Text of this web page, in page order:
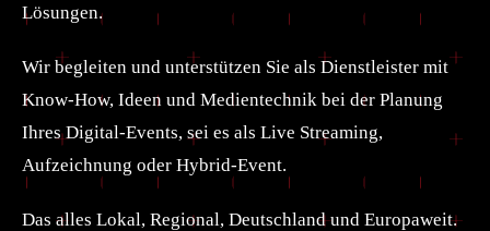
Lösungen.
Wir begleiten und unterstützen Sie als Dienstleister mit
Know-How, Ideen und Medientechnik bei der Planung
Ihres Digital-Events, sei es als Live Streaming,
Aufzeichnung oder Hybrid-Event.
Das alles Lokal, Regional, Deutschland und Europaweit.